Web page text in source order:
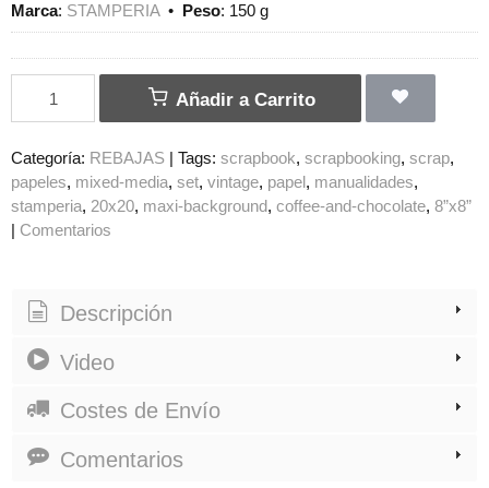
Marca: STAMPERIA• Peso: 150 g
Añadir a Carrito
Categoría: REBAJAS | Tags: scrapbook scrapbooking scrap
papeles mixed-media set vintage papel manualidades
stamperia 20x20 maxi-background coffee-and-chocolate 8”x8”
| Comentarios
Descripción
Video
Costes de Envío
Comentarios